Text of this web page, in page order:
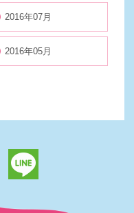
2016年07月
2016年05月